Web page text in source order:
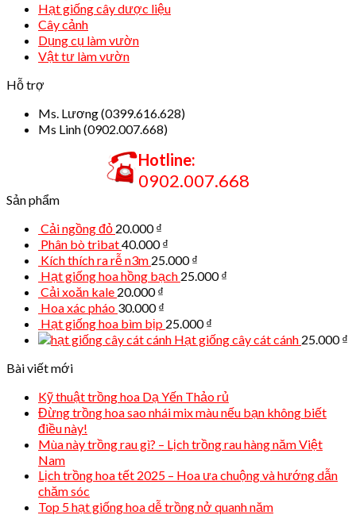
Hạt giống cây dược liệu
Cây cảnh
Dụng cụ làm vườn
Vật tư làm vườn
Hỗ trợ
Ms. Lương (0399.616.628)
Ms Linh (0902.007.668)
Hotline:
0902.007.668
Sản phẩm
Cải ngồng đỏ 20.000₫
Phân bò tribat40.000₫
Kích thích ra rễ n3m 25.000₫
Hạt giống hoa hồng bạch 25.000₫
Cải xoăn kale 20.000₫
Hoa xác pháo 30.000₫
Hạt giống hoa bìm bịp 25.000₫
Hạt giống cây cát cánh 25.000₫
Bài viết mới
Kỹ thuật trồng hoa Dạ Yến Thảo rủ
Đừng trồng hoa sao nhái mix màu nếu bạn không biết
điều này!
Mùa này trồng rau gì? – Lịch trồng rau hàng năm Việt
Nam
Lịch trồng hoa tết 2025 – Hoa ưa chuộng và hướng dẫn
chăm sóc
Top 5 hạt giống hoa dễ trồng nở quanh năm